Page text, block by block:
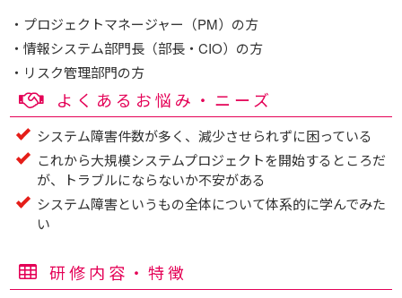
・プロジェクトマネージャー（PM）の方
・情報システム部門長（部長・CIO）の方
・リスク管理部門の方
よくあるお悩み・ニーズ
システム障害件数が多く、減少させられずに困っている
これから大規模システムプロジェクトを開始するところだ
が、トラブルにならないか不安がある
システム障害というもの全体について体系的に学んでみた
い
研修内容・特徴